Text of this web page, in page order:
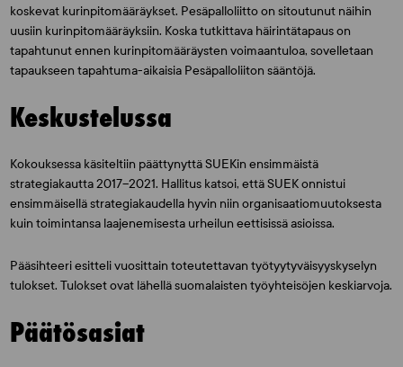
koskevat kurinpitomääräykset. Pesäpalloliitto on sitoutunut näihin
uusiin kurinpitomääräyksiin. Koska tutkittava häirintätapaus on
tapahtunut ennen kurinpitomääräysten voimaantuloa, sovelletaan
tapaukseen tapahtuma-aikaisia Pesäpalloliiton sääntöjä.
Keskustelussa
Kokouksessa käsiteltiin päättynyttä SUEKin ensimmäistä
strategiakautta 2017–2021. Hallitus katsoi, että SUEK onnistui
ensimmäisellä strategiakaudella hyvin niin organisaatiomuutoksesta
kuin toimintansa laajenemisesta urheilun eettisissä asioissa.
Pääsihteeri esitteli vuosittain toteutettavan työtyytyväisyyskyselyn
tulokset. Tulokset ovat lähellä suomalaisten työyhteisöjen keskiarvoja.
Päätösasiat